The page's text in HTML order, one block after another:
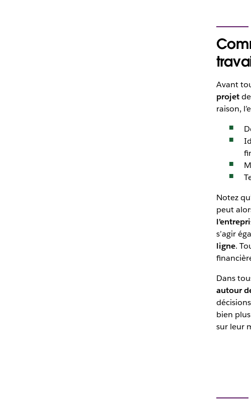
Avant
projet
raison,
Notez
peut
s’agir
ligne.
Dans
autour
bien
sur leur